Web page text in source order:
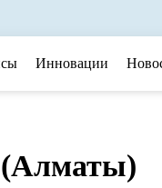
Инновации
(Алматы)